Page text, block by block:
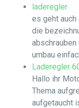
laderegler
es geht
die
abschrauben
umbau
Laderegler
Hallo ihr
Thema
aufgetaucht